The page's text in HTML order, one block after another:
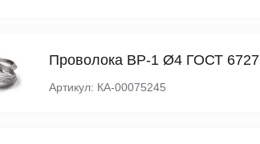
Проволока ВР-1 Ø4 ГОСТ 6727
Артикул: КА-00075245